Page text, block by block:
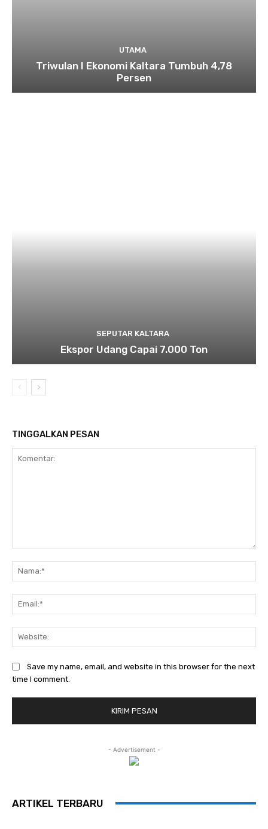
UTAMA
Triwulan I Ekonomi Kaltara Tumbuh 4,78
Persen
SEPUTAR KALTARA
Ekspor Udang Capai 7.000 Ton
TINGGALKAN PESAN
Save my name, email, and website in this browser for the next
time I comment.
- Advertisement -
ARTIKEL TERBARU